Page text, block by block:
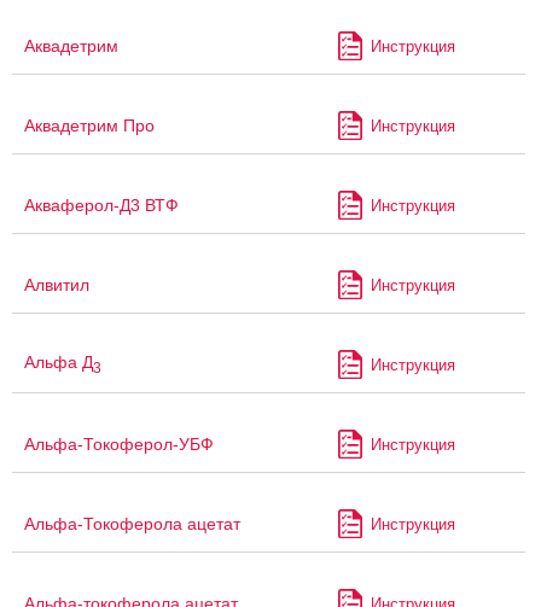
Аквадетрим Инструкция
Аквадетрим Про Инструкция
Акваферол-Д3 ВТФ Инструкция
Алвитил Инструкция
Альфа Д3 Инструкция
Альфа-Токоферол-УБФ Инструкция
Альфа-Токоферола ацетат Инструкция